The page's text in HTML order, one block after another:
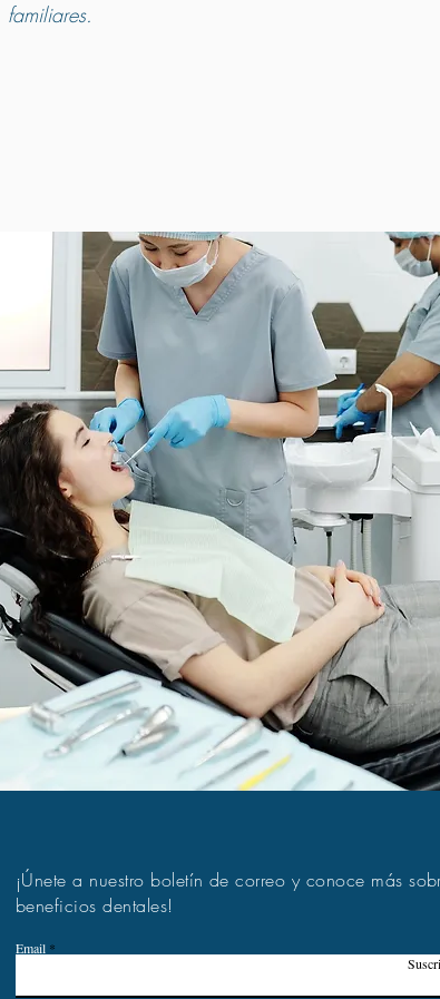
familiares.
¡Únete a nuestro boletín de correo y conoce más
beneficios dentales!
Email